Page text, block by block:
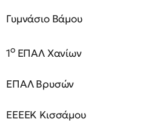
Γυμνάσιο Βάμου
1οΕΠΑΛ Χανίων
ΕΠΑΛ Βρυσών
ΕΕΕΕΚ Κισσάμου